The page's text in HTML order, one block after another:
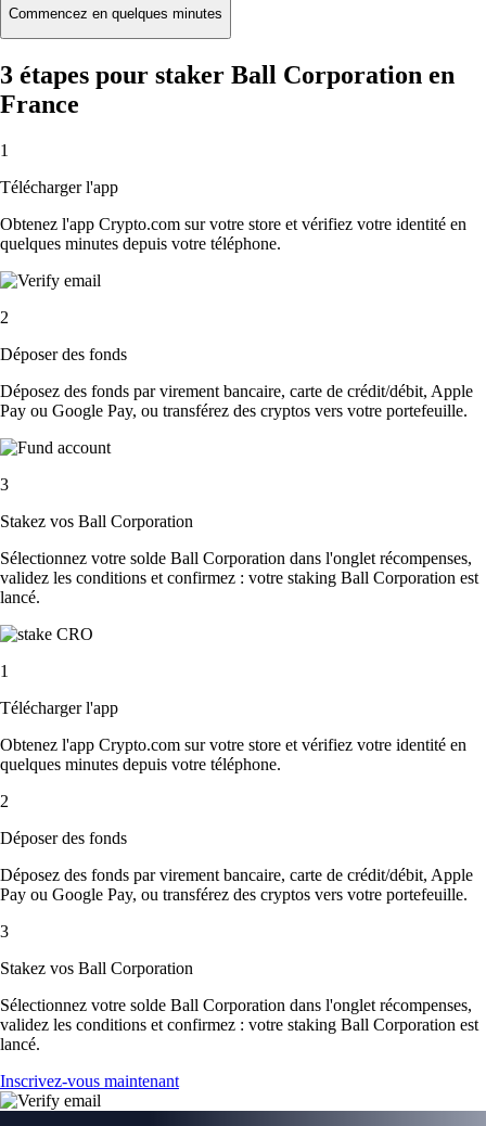
Commencez en quelques minutes
3 étapes pour staker Ball Corporation en
France
1
Télécharger l'app
Obtenez l'app Crypto.com sur votre store et vérifiez votre identité en
quelques minutes depuis votre téléphone.
2
Déposer des fonds
Déposez des fonds par virement bancaire, carte de crédit/débit, Apple
Pay ou Google Pay, ou transférez des cryptos vers votre portefeuille.
3
Stakez vos Ball Corporation
Sélectionnez votre solde Ball Corporation dans l'onglet récompenses,
validez les conditions et confirmez : votre staking Ball Corporation est
lancé.
1
Télécharger l'app
Obtenez l'app Crypto.com sur votre store et vérifiez votre identité en
quelques minutes depuis votre téléphone.
2
Déposer des fonds
Déposez des fonds par virement bancaire, carte de crédit/débit, Apple
Pay ou Google Pay, ou transférez des cryptos vers votre portefeuille.
3
Stakez vos Ball Corporation
Sélectionnez votre solde Ball Corporation dans l'onglet récompenses,
validez les conditions et confirmez : votre staking Ball Corporation est
lancé.
Inscrivez-vous maintenant